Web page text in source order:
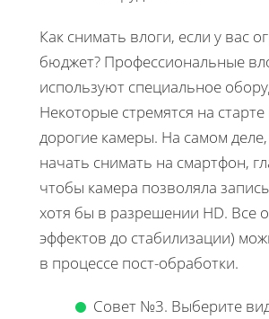
Как снимать влоги, если у вас
бюджет? Профессиональные
используют специальное
Некоторые стремятся на
дорогие камеры. На самом
начать снимать на смартфон,
чтобы камера позволяла
хотя бы в разрешении HD. Все
эффектов до стабилизации)
в процессе пост-обработки.
Совет №3. Выберите